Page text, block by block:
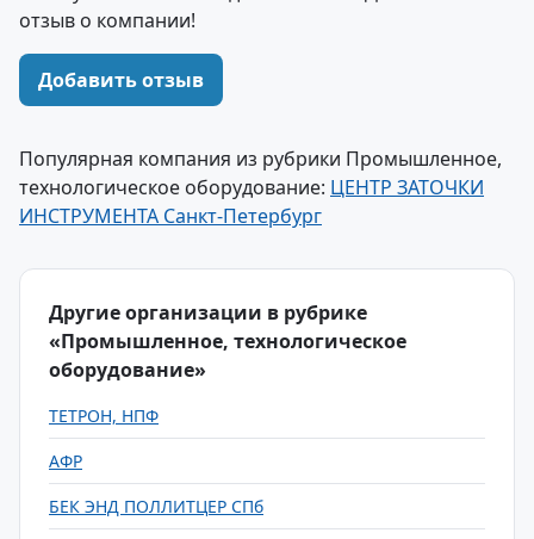
отзыв о компании!
Добавить отзыв
Популярная компания из рубрики Промышленное,
технологическое оборудование: ЦЕНТР ЗАТОЧКИ
ИНСТРУМЕНТА Санкт-Петербург
Другие организации в рубрике
«Промышленное, технологическое
оборудование»
ТЕТРОН, НПФ
АФР
БЕК ЭНД ПОЛЛИТЦЕР СПб